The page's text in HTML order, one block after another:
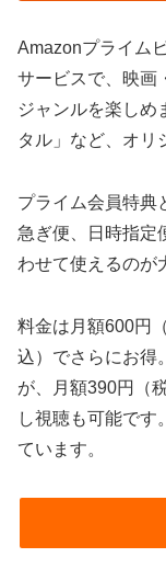
Amazonプライム
サービスで、映画
ジャンルを楽しめ
タル」など、オリ
プライム会員特典
急ぎ便、日時指定
わせて使えるのが
料金は月額600円
込）でさらにお得
が、月額390円（
し視聴も可能です。
ています。